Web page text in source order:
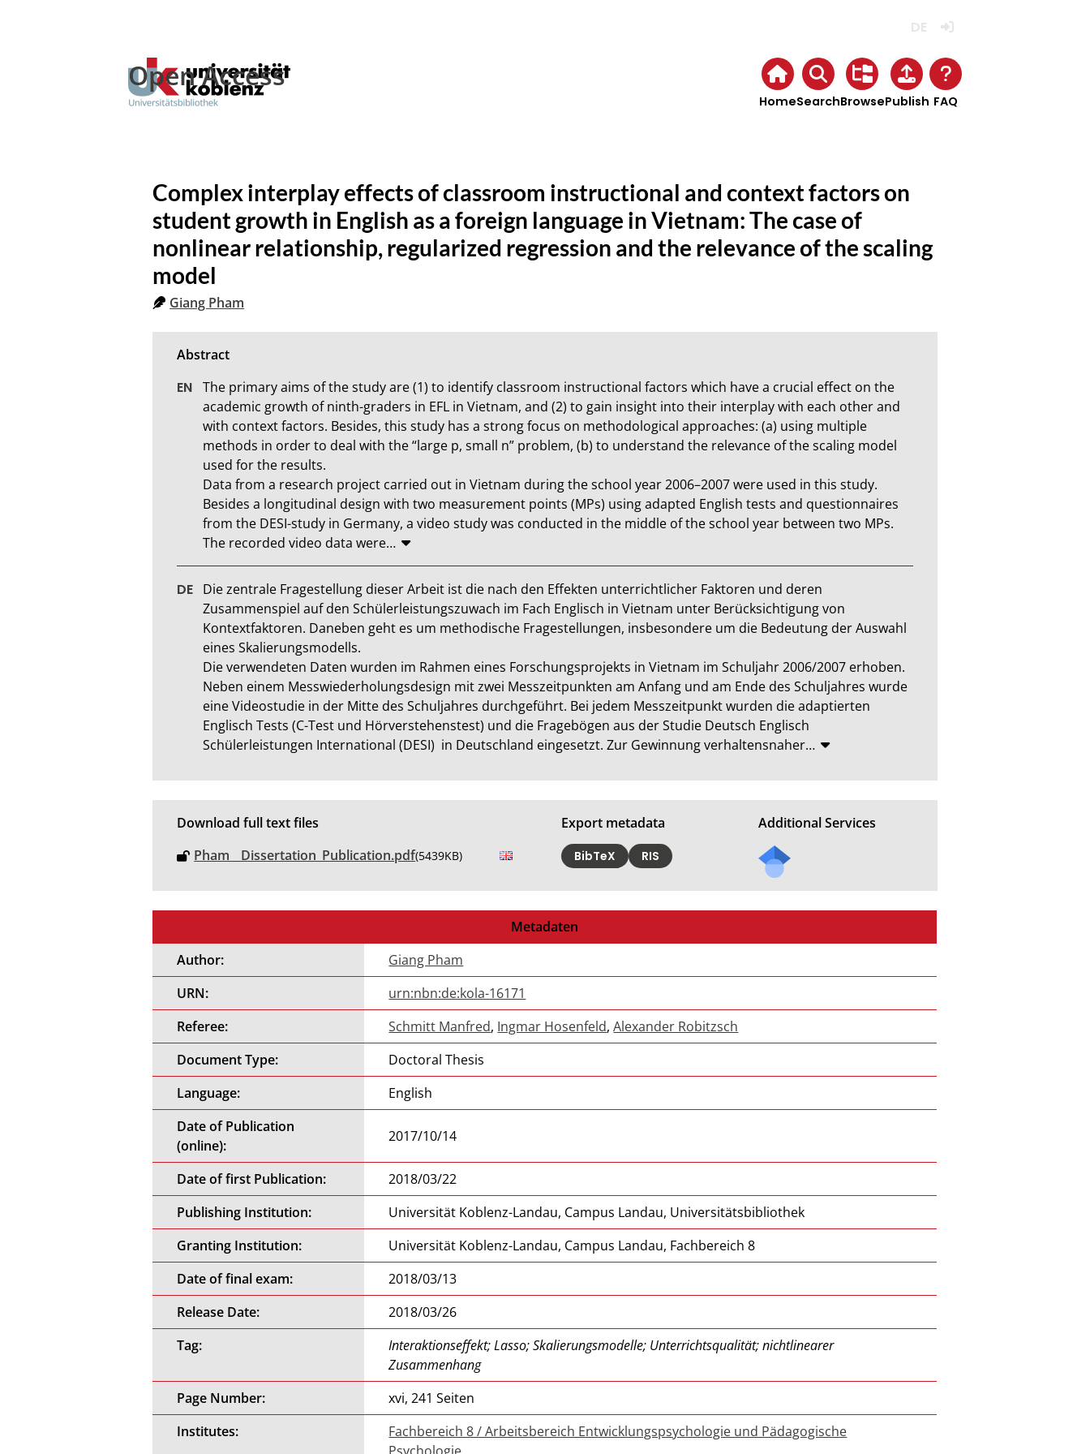
Open Access
HomeSearchBrowsePublish FAQ
Complex interplay effects of classroom instructional and context factors on
student growth in English as a foreign language in Vietnam: The case of
nonlinear relationship, regularized regression and the relevance of the scaling
model
Giang Pham
The primary aims of the study are (1) to identify classroom instructional factors which have a crucial effect on the
academic growth of ninth-graders in EFL in Vietnam, and (2) to gain insight into their interplay with each other and
with context factors. Besides, this study has a strong focus on methodological approaches: (a) using multiple
methods in order to deal with the “large p, small n” problem, (b) to understand the relevance of the scaling model
used for the results.
Data from a research project carried out in Vietnam during the school year 2006–2007 were used in this study.
Besides a longitudinal design with two measurement points (MPs) using adapted English tests and questionnaires
from the DESI-study in Germany, a video study was conducted in the middle of the school year between two MPs.
The recorded video data were…
Die zentrale Fragestellung dieser Arbeit ist die nach den Effekten unterrichtlicher Faktoren und deren
Zusammenspiel auf den Schülerleistungszuwach im Fach Englisch in Vietnam unter Berücksichtigung von
Kontextfaktoren. Daneben geht es um methodische Fragestellungen, insbesondere um die Bedeutung der Auswahl
eines Skalierungsmodells.
Die verwendeten Daten wurden im Rahmen eines Forschungsprojekts in Vietnam im Schuljahr 2006/2007 erhoben.
Neben einem Messwiederholungsdesign mit zwei Messzeitpunkten am Anfang und am Ende des Schuljahres wurde
eine Videostudie in der Mitte des Schuljahres durchgeführt. Bei jedem Messzeitpunkt wurden die adaptierten
Englisch Tests (C-Test und Hörverstehenstest) und die Fragebögen aus der Studie Deutsch Englisch
Schülerleistungen International (DESI)  in Deutschland eingesetzt. Zur Gewinnung verhaltensnaher…
Download full text files
Pham__Dissertation_Publication.pdf(5439KB)
Export metadata
BibTeX RIS
Additional Services
Metadaten
Author:
Giang Pham
URN:
urn:nbn:de:kola-16171
Referee:
Schmitt Manfred, Ingmar Hosenfeld,Alexander Robitzsch
Document Type:
Doctoral Thesis
Language:
English
Date of Publication
(online):
2017/10/14
Date of first Publication:
2018/03/22
Publishing Institution:
Universität Koblenz-Landau, Campus Landau, Universitätsbibliothek
Granting Institution:
Universität Koblenz-Landau, Campus Landau, Fachbereich 8
Date of final exam:
2018/03/13
Release Date:
2018/03/26
Tag:
Interaktionseffekt; Lasso; Skalierungsmodelle; Unterrichtsqualität; nichtlinearer
Zusammenhang
Page Number:
xvi, 241 Seiten
Institutes:
Fachbereich 8 / Arbeitsbereich Entwicklungspsychologie und Pädagogische